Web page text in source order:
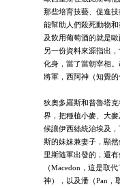
那些培育技藝、促進
能幫助人們殺死動物
及飲用葡萄酒的就是
另一份資料來源指出
化身，當了當朝宰相
將軍，西阿神（知覺的
狄奧多羅斯和普魯塔
界，把種植小麥、大
候讓伊西絲統治埃及
斯的妹妹兼妻子，顯
里斯隨軍出發的，還
（Macedon，這是取
神），以及潘（Pan，